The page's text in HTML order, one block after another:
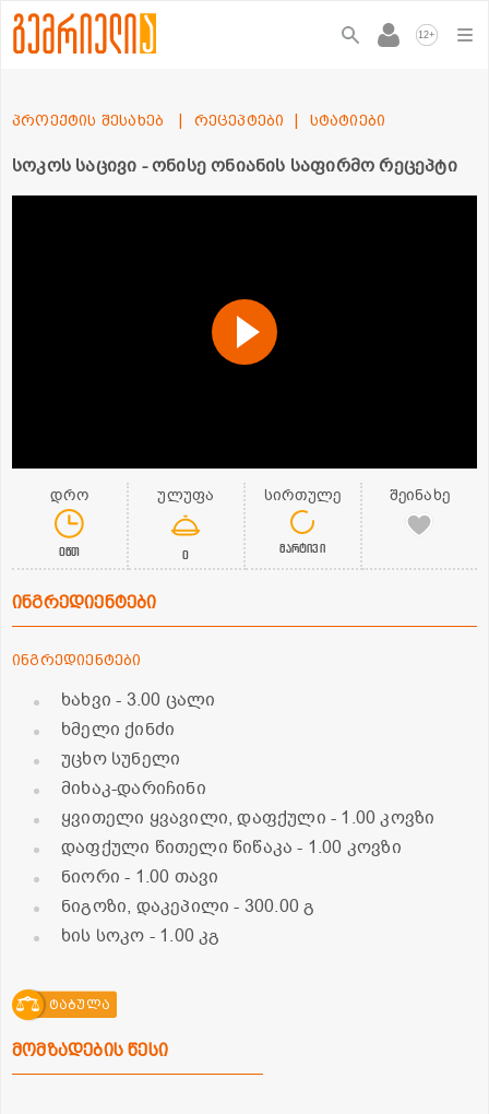
12+
პროექტის შესახებ რეცეპტები სტატიები
სოკოს საცივი - ონისე ონიანის საფირმო რეცეპტი
დრო
0წთ
ულუფა
0
სირთულე
მარტივი
შეინახე
ინგრედიენტები
ინგრედიენტები
ხახვი- 3.00 ცალი
ხმელი ქინძი
უცხო სუნელი
მიხაკ-დარიჩინი
ყვითელი ყვავილი, დაფქული - 1.00 კოვზი
დაფქული წითელი წიწაკა- 1.00 კოვზი
ნიორი- 1.00 თავი
ნიგოზი, დაკეპილი- 300.00 გ
ხის სოკო - 1.00 კგ
ტაბულა
მომზადების წესი